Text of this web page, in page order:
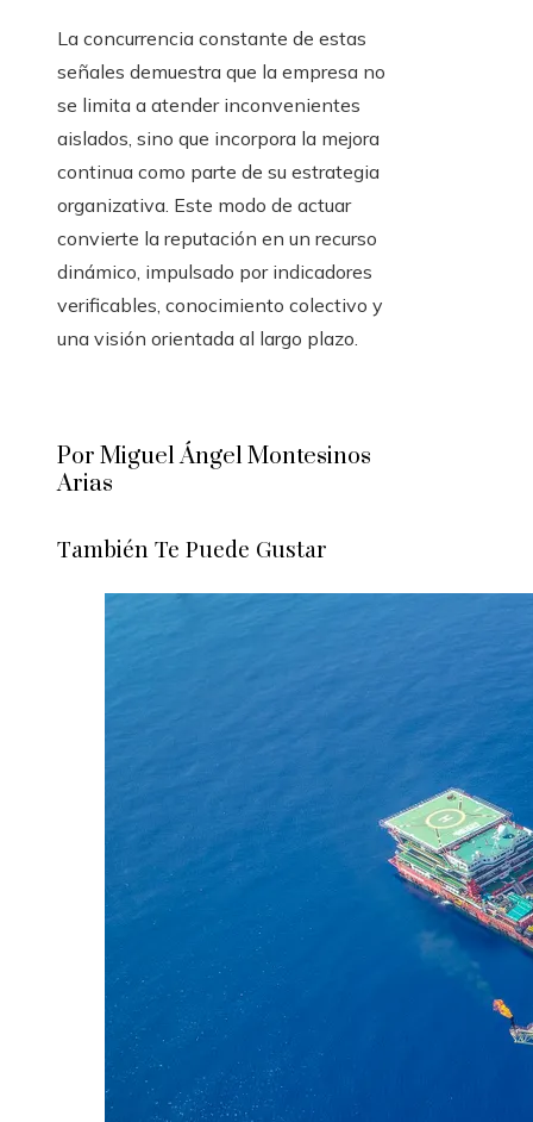
La concurrencia constante de estas
señales demuestra que la empresa no
se limita a atender inconvenientes
aislados, sino que incorpora la mejora
continua como parte de su estrategia
organizativa. Este modo de actuar
convierte la reputación en un recurso
dinámico, impulsado por indicadores
verificables, conocimiento colectivo y
una visión orientada al largo plazo.
Por Miguel Ángel Montesinos
Arias
También Te Puede Gustar